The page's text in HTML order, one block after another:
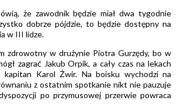
że zawodnik będzie miał dwa tygodnie
dobrze pójdzie, to będzie dostępny na
w III lidze.
zdrowotny w drużynie Piotra Gurzędy, bo w
zagrać Jakub Orpik, a cały czas na lekach
kapitan Karol Żwir. Na boisku wychodzi na
z ostatnim spotkanie nikt nie pauzuje
po przymusowej przerwie powraca